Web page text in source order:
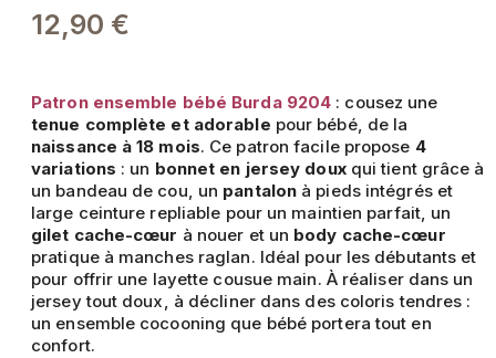
12,90 €
Patron ensemble bébé Burda 9204 : cousez une
tenue complète et adorable pour bébé, de la
naissance à 18 mois. Ce patron facile propose 4
variations : un bonnet en jersey douxqui tient grâce à
un bandeau de cou, un pantalon à pieds intégrés et
large ceinture repliable pour un maintien parfait, un
gilet cache-cœur à nouer et un body cache-cœur
pratique à manches raglan. Idéal pour les débutants et
pour offrir une layette cousue main. À réaliser dans un
jersey tout doux, à décliner dans des coloris tendres :
un ensemble cocooning que bébé portera tout en
confort.